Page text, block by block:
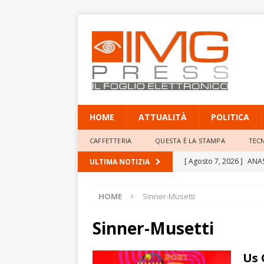
HOME ATTUALITÀ POLITICA
CAFFETTERIA QUESTA È LA STAMPA
ULTIMA NOTIZIA [ Agosto 7, 2026 ]
ATTUALITÀ
[ Agosto 7, 2026 ]
[ Agosto 7, 2026 ] LA
HOME Sinner-Musetti
Sinner-Musetti
Us